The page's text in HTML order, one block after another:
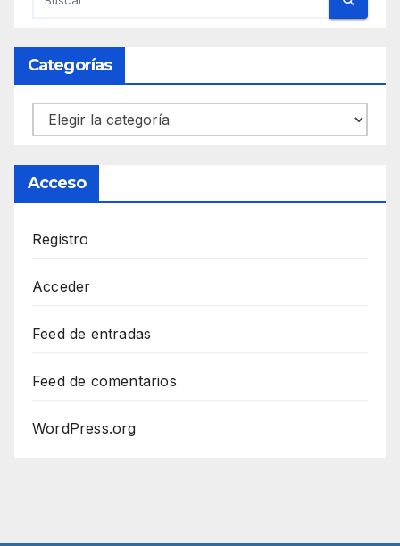
Categorías
Categorías
Acceso
Registro
Acceder
Feed de entradas
Feed de comentarios
WordPress.org